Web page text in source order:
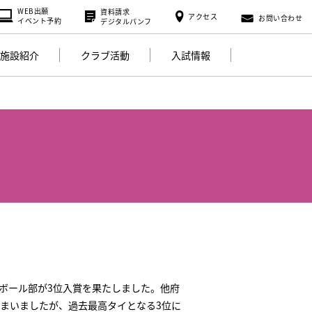
WEB出願
イベント予約
資料請求
デジタルパンフ
アクセス お問い合わせ
施設紹介 クラブ活動 入試情報
ル部が3位入賞を果たしました。他府
いましたが、過去最高タイとなる3位に